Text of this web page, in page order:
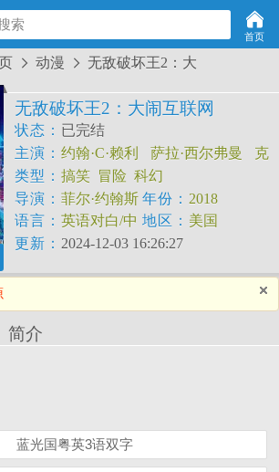
索
首页
 动漫  无敌破坏王2：大
无敌破坏王2：大闹互联网
状态： 已完结
主演： 约翰·C·赖利 萨拉·西尔弗曼
克
里斯汀·贝尔
盖尔·加朵
莉·麦克唐纳
塔拉吉·P·汉森
艾伦·图代
克
温明娜 伊迪娜·门泽尔
奥丽伊·卡
瓦洛
范·迪塞尔 艾德·奥尼尔
伦
安东尼·丹尼尔斯
弗·黑尔
佩吉·奥哈拉 科琳·巴林杰
阿
类型： 搞笑 冒险 科幻
导演： 菲尔·约翰斯
顿
瑞奇·摩尔
年份： 2018
语言： 英语对白/中
英字幕
地区： 美国
更新： 2024-12-03 16:26:27
简介
蓝光国粤英3语双字